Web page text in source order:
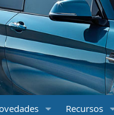
Recursos